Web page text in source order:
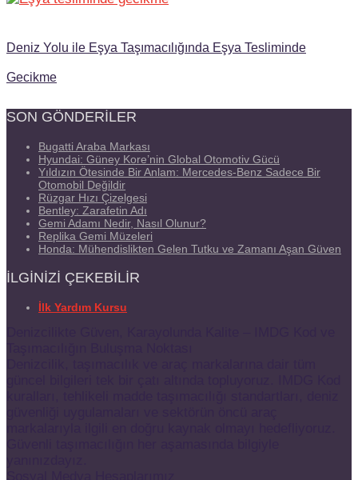
Deniz Yolu ile Eşya Taşımacılığında Eşya Tesliminde
Gecikme
SON GÖNDERILER
Bugatti Araba Markası
Hyundai: Güney Kore’nin Global Otomotiv Gücü
Yıldızın Ötesinde Bir Anlam: Mercedes-Benz Sadece Bir
Otomobil Değildir
Rüzgar Hızı Çizelgesi
Bentley: Zarafetin Adı
Gemi Adamı Nedir, Nasıl Olunur?
Replika Gemi Müzeleri
Honda: Mühendislikten Gelen Tutku ve Zamanı Aşan Güven
İLGINIZI ÇEKEBILIR
İlk Yardım Kursu